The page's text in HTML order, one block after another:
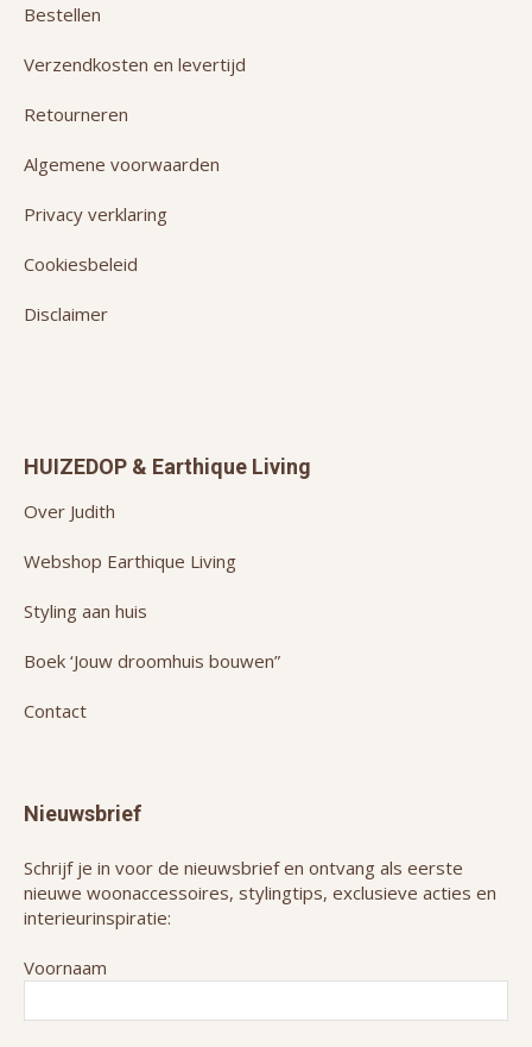
Bestellen
Verzendkosten en levertijd
Retourneren
Algemene voorwaarden
Privacy verklaring
Cookiesbeleid
Disclaimer
HUIZEDOP & Earthique Living
Over Judith
Webshop Earthique Living
Styling aan huis
Boek ‘Jouw droomhuis bouwen”
Contact
Nieuwsbrief
Schrijf je in voor de nieuwsbrief en ontvang als eerste
nieuwe woonaccessoires, stylingtips, exclusieve acties en
interieurinspiratie:
Voornaam